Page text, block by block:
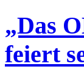
„Das
feiert